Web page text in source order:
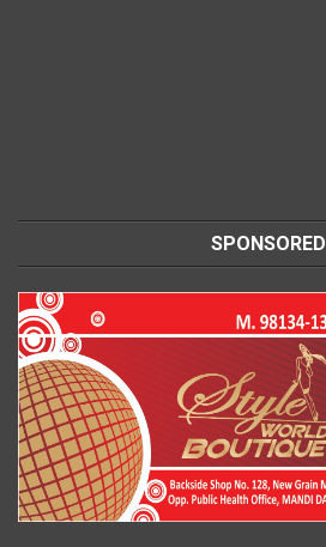
SPONSORED